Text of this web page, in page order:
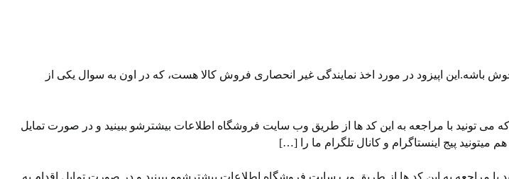
اپیزود در مورد اخذ نمایندگی غیر انحصاری فروش کالا هست، که در اون به سوال یکی از
تونید با مراجعه به این کد ها از طریق وب سایت ⁠فروشگاه ⁠اطلاعات بیشترشو ببینید و در صورت تمایل